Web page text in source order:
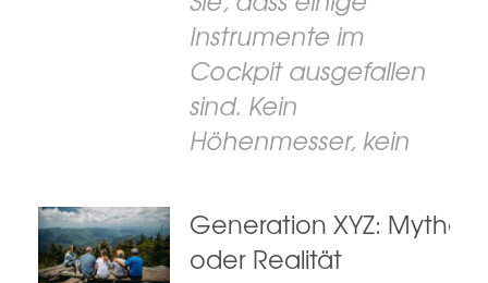
Instrumente im
Cockpit ausgefallen
sind. Kein
Höhenmesser, kein
Generation XYZ: Mythos
oder Realität